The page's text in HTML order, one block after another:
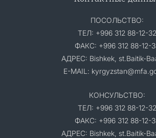
ПОСОЛЬСТВО:
ТЕЛ: +996 312 88-12-32
ФАКС: +996 312 88-12-
АДРЕС: Bishkek, st.Baitik-
E-MAIL:
КОНСУЛЬСТВО:
ТЕЛ: +996 312 88-12-32
ФАКС: +996 312 88-12-
АДРЕС: Bishkek, st.Baitik-